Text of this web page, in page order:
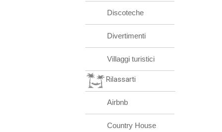
Discoteche
Divertimenti
Villaggi turistici
Rilassarti
Airbnb
Country House